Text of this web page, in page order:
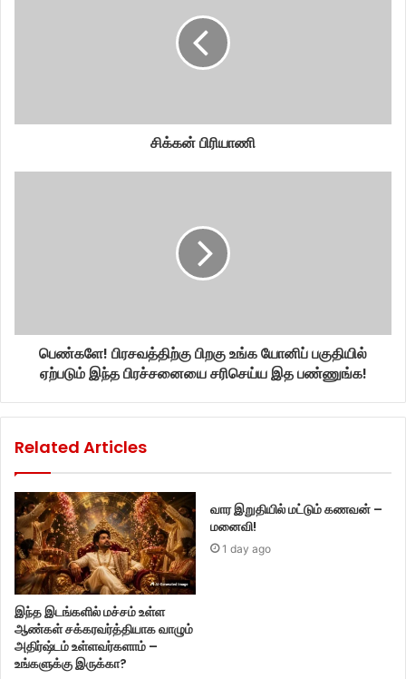
சிக்கன் பிரியாணி
பெண்களே! பிரசவத்திற்கு பிறகு உங்க யோனிப் பகுதியில்
ஏற்படும் இந்த பிரச்சனையை சரிசெய்ய இத பண்ணுங்க!
Related Articles
இந்த இடங்களில் மச்சம் உள்ள
ஆண்கள் சக்கரவர்த்தியாக வாழும்
அதிர்ஷ்டம் உள்ளவர்களாம் –
உங்களுக்கு இருக்கா?
வார இறுதியில் மட்டும் கணவன் –
மனைவி!
1 day ago